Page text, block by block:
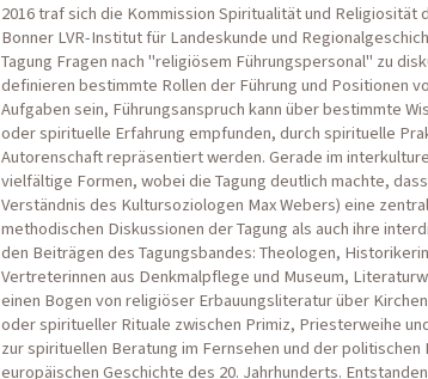
2016 traf sich die Kommission Spiritualität und
Bonner LVR-Institut für Landeskunde und
Tagung Fragen nach "religiösem Führungspersonal" zu
definieren bestimmte Rollen der Führung und Positionen
Aufgaben sein, Führungsanspruch kann über bestimmte
oder spirituelle Erfahrung empfunden, durch spirituelle
Autorenschaft repräsentiert werden. Gerade im
vielfältige Formen, wobei die Tagung deutlich machte,
Verständnis des Kultursoziologen Max Webers) eine
methodischen Diskussionen der Tagung als auch ihre
den Beiträgen des Tagungsbandes: Theologen,
Vertreterinnen aus Denkmalpflege und Museum,
einen Bogen von religiöser Erbauungsliteratur über
oder spiritueller Rituale zwischen Primiz, Priesterweihe
zur spirituellen Beratung im Fernsehen und der
europäischen Geschichte des 20. Jahrhunderts.